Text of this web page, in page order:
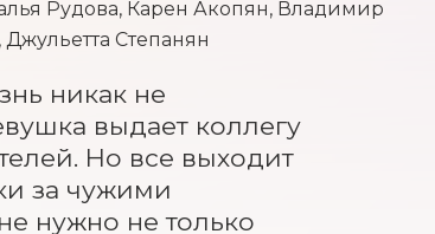
Рудова, Карен Акопян, Владимир
Степанян
никак не
выдает коллегу
Но все выходит
за чужими
нужно не только